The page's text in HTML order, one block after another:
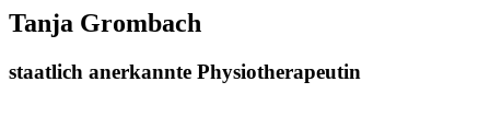
Tanja Grombach
staatlich anerkannte Physiotherapeutin